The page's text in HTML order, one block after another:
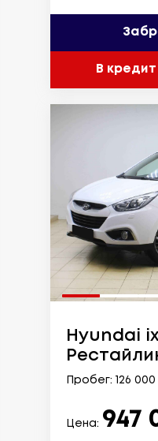
В
Hyundai
Пробег: 126 000
Цена: 947